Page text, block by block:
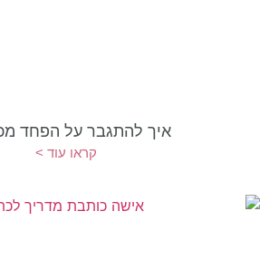
איך להתגבר על הפחד
קראו עוד >